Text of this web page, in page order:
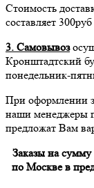
Стоимость
составляет 300руб
3. Самовывоз
Кронштадтский
понедельник-
При оформлении
наши менеджеры
предложат Вам
Заказы на
по Москве в